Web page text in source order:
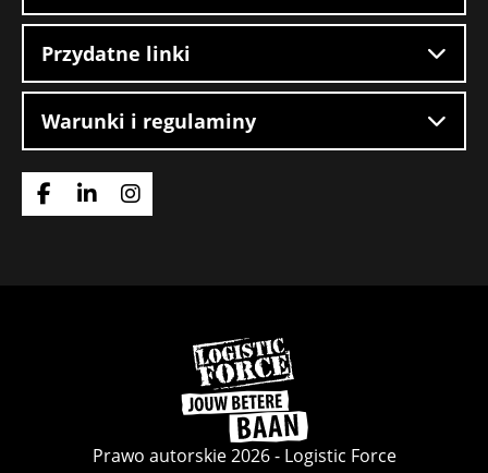
Przydatne linki
Warunki i regulaminy
Idź
Facebook
Idź
LinkedIn
Idź
Instagram
Wróć
do
strony
głównej
Prawo autorskie 2026 - Logistic Force